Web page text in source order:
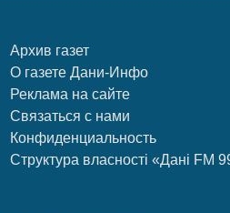
Архив газет
О газете Дани-Инфо
Реклама на сайте
Связаться с нами
Конфиденциальность
Структура власності «Дані FM